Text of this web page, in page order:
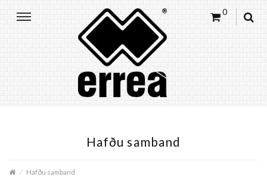
0
Hafðu samband
Hafðu samband